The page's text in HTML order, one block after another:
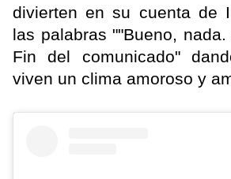
divierten en su cuenta de
las palabras ""Bueno,
Fin del comunicado"
viven un clima amoroso y